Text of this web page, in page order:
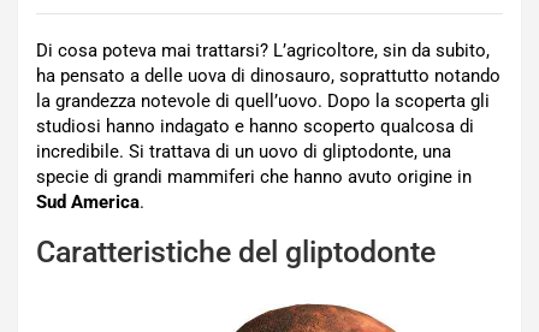
Di cosa poteva mai trattarsi? L’agricoltore, sin da subito,
ha pensato a delle uova di dinosauro, soprattutto notando
la grandezza notevole di quell’uovo. Dopo la scoperta gli
studiosi hanno indagato e hanno scoperto qualcosa di
incredibile. Si trattava di un uovo di gliptodonte, una
specie di grandi mammiferi che hanno avuto origine in
Sud America.
Caratteristiche del gliptodonte